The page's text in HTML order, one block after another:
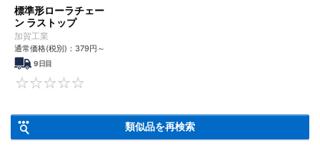
標準形ローラチェー
ン ラストップ
加賀工業
通常価格(税別)： 379円 ～
9日目
類似品を再検索